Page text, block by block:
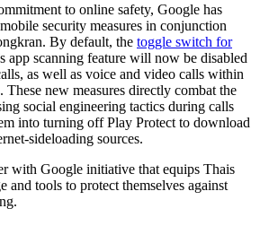
to online safety, Google has
security measures in conjunction
By default, the toggle switch for
app scanning feature will now be disabled
as well as voice and video calls within
new measures directly combat the
social engineering tactics during calls
into turning off Play Protect to download
sideloading sources.
with Google initiative that equips Thais
and tools to protect themselves against